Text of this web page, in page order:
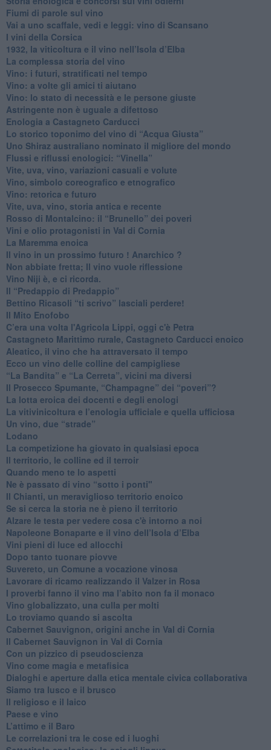
Fiumi di parole sul vino
​Vai a uno scaffale, vedi e leggi: vino di Scansano
​I vini della Corsica
​1932, la viticoltura e il vino nell’Isola d’Elba
​La complessa storia del vino
​Vino: i futuri, stratificati nel tempo
Vino: a volte gli amici ti aiutano
Vino: lo stato di necessità e le persone giuste
​Astringente non è uguale a difettoso
Enologia a Castagneto Carducci
Lo storico toponimo del vino di “Acqua Giusta”
Uno Shiraz australiano nominato il migliore del mondo
​Flussi e riflussi enologici: “Vinella”
Vite, uva, vino, variazioni casuali e volute
Vino, simbolo coreografico e etnografico
​Vino: retorica e futuro
​Vite, uva, vino, storia antica e recente
​Rosso di Montalcino: il “Brunello” dei poveri
Vini e olio protagonisti in Val di Cornia
​La Maremma enoica
Il vino in un prossimo futuro ! Anarchico ?
​Non abbiate fretta; Il vino vuole riflessione
​Vino Niji è, e ci ricorda.
Il “Predappio di Predappio”
Bettino Ricasoli “ti scrivo” lasciali perdere!
Il Mito Enofobo
​C’era una volta l'Agricola Lippi, oggi c'è Petra
​Castagneto Marittimo rurale, Castagneto Carducci enoico
Aleatico, il vino che ha attraversato il tempo
Ecco un vino delle colline del campigliese
“La Bandita” e “La Cerreta”, vicini ma diversi
​Il Prosecco Spumante, “Champagne” dei “poveri”?
​La lotta eroica dei docenti e degli enologi
​La vitivinicoltura e l’enologia ufficiale e quella ufficiosa
​Un vino, due “strade”
Lodano
​La competizione ha giovato in qualsiasi epoca
Il territorio, le colline ed il terroir
Quando meno te lo aspetti
​Ne è passato di vino “sotto i ponti"
​Il Chianti, un meraviglioso territorio enoico
​Se si cerca la storia ne è pieno il territorio
Alzare le testa per vedere cosa c'è intorno a noi
​Napoleone Bonaparte e il vino dell’Isola d’Elba
Vini pieni di luce ed allocchi
Dopo tanto tuonare piovve
Suvereto, un Comune a vocazione vinosa
Lavorare di ricamo realizzando il Valzer in Rosa
​I proverbi fanno il vino ma l’abito non fa il monaco
Vino globalizzato, una culla per molti
Lo troviamo quando si ascolta
Cabernet Sauvignon, origini anche in Val di Cornia
Il Cabernet Sauvignon in Val di Cornia
Con un pizzico di pseudoscienza
​Vino come magia e metafisica
Dialoghi e aperture dalla etica mentale civica collaborativa
Siamo tra lusco e il brusco
Il religioso e il laico
​Paese e vino
L’attimo e il Baro
Le correlazioni tra le cose ed i luoghi